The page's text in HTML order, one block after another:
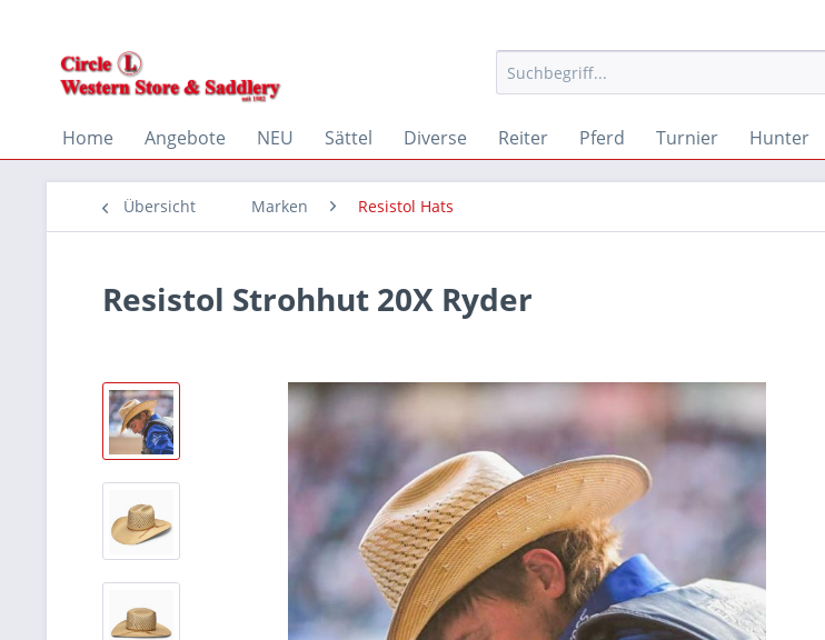
Home Angebote NEU Sättel Diverse Reiter Pferd Turnier Hunter
Übersicht Marken Resistol Hats
Resistol Strohhut 20X Ryder